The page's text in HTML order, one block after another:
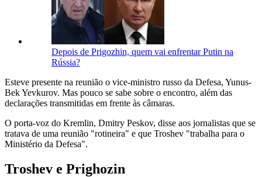
Depois de Prigozhin, quem vai enfrentar Putin na
Rússia?
Esteve presente na reunião o vice-ministro russo da Defesa, Yunus-
Bek Yevkurov. Mas pouco se sabe sobre o encontro, além das
declarações transmitidas em frente às câmaras.
O porta-voz do Kremlin, Dmitry Peskov, disse aos jornalistas que se
tratava de uma reunião "rotineira" e que Troshev "trabalha para o
Ministério da Defesa".
Troshev e Prighozin